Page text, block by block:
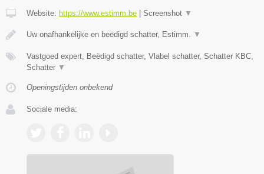
Website: https://www.estimm.be Screenshot ▼
Uw onafhankelijke en beëdigd schatter, Estimm. ▼
Vastgoed expert, Beëdigd schatter, Vlabel schatter, Schatter KBC,
Schatter ▼
Openingstijden onbekend
Sociale media: